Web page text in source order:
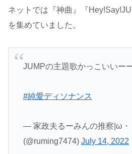
ネットでは『神曲』『
を集めていました。
JUMPの主題歌かっこいいー
#純愛ディソナンス
— 家政夫るーみんの推察|ω
(@ruming7474) July 14, 2022